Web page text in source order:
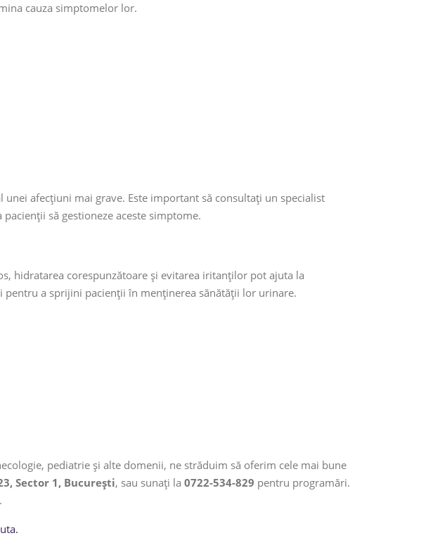
cauza simptomelor lor.
afecțiuni mai grave. Este important să consultați un specialist
să gestioneze aceste simptome.
hidratarea corespunzătoare și evitarea iritanților pot ajuta la
pentru a sprijini pacienții în menținerea sănătății lor urinare.
pediatrie și alte domenii, ne străduim să oferim cele mai bune
Sector 1, București, sau sunați la 0722-534-829 pentru programări.